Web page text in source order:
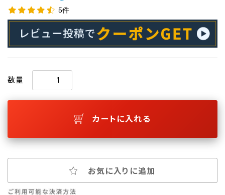
5件
数量
カートに入れる
お気に入りに追加